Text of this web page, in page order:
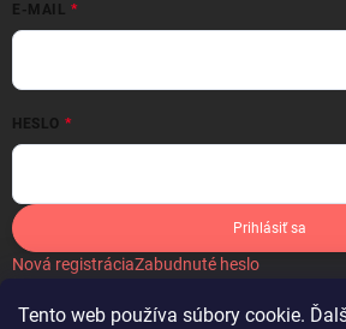
Tento web používa súbory cookie.
E-MAIL
HESLO
Prihlásiť sa
Nová registráciaZabudnuté heslo